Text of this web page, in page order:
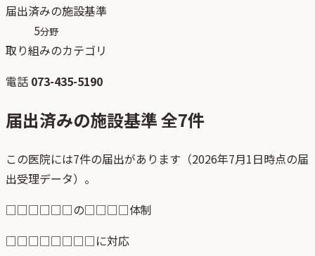
届出済みの施設基準
5分野
取り組みのカテゴリ
電話 073-435-5190
届出済みの施設基準 全7件
この医院には7件の届出があります（2026年7月1日時点の届
出受理データ）。
□□□□□□の□□□□体制
□□□□□□□□に対応